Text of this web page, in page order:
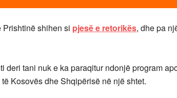
shihen si pjesë e retorikës, dhe pa
deri tani nuk e ka paraqitur ndonjë program
Kosovës dhe Shqipërisë në një shtet.